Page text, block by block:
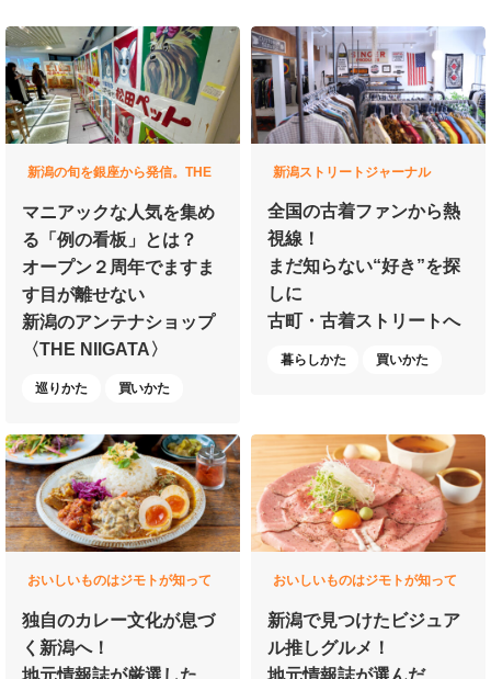
新潟の旬を銀座から発信。THE
マニアックな人気を集め
る 「例の看板」とは？
オープン２周年でますま
す目が離せない
新潟のアンテナショップ
〈THE NIIGATA〉
巡りかた 買いかた
新潟ストリートジャーナル
全国の古着ファンから熱
視線！
まだ知らない“好き”を探
しに
古町・古着ストリートへ
暮らしかた 買いかた
おいしいものはジモトが知って
独自のカレー文化が息づ
く新潟へ！
地元情報誌が厳選した
おいしいものはジモトが知って
新潟で見つけた ビジュア
ル推しグルメ！
地元情報誌が選んだ